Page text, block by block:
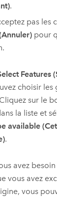
.
pas
pour
Features
choisir les
sur le
la liste et
available
.
avez besoin
vous avez
vous